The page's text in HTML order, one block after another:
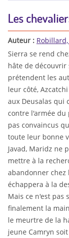
Les
Auteur :
Sierra se rend
hâte de
prétendent les
leur côté,
aux Deusalas qui
contre l'armée du
pas convaincus
toute leur bonne
Javad, Maridz ne
mettre à la
abandonner chez
échappera à la
Mais ce n'est pas
finalement la
le meurtre de la
jeune Camryn